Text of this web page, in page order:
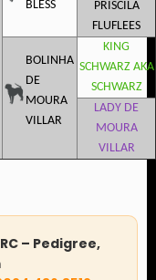
BLESS
PRISCILA
FLUFLEES
BOLINHA
DE
MOURA
VILLAR
KING
SCHWARZ AKA
SCHWARZ
LADY DE
MOURA
VILLAR
– Pedigree,